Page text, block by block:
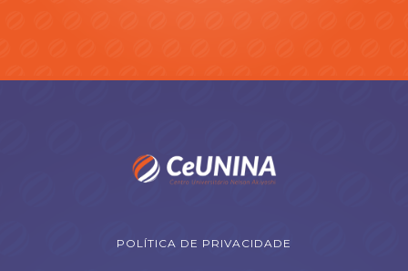
POLÍTICA DE PRIVACIDADE